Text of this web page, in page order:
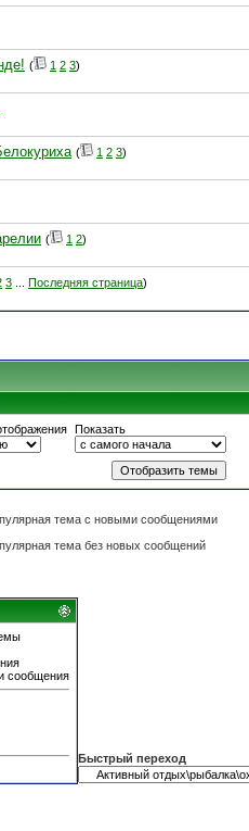
( 1 2 3)
( 1 2 3)
( 1 2)
3 Последняя страница)
Показать
тема с новыми сообщениями
тема без новых сообщений
сообщения
Быстрый переход